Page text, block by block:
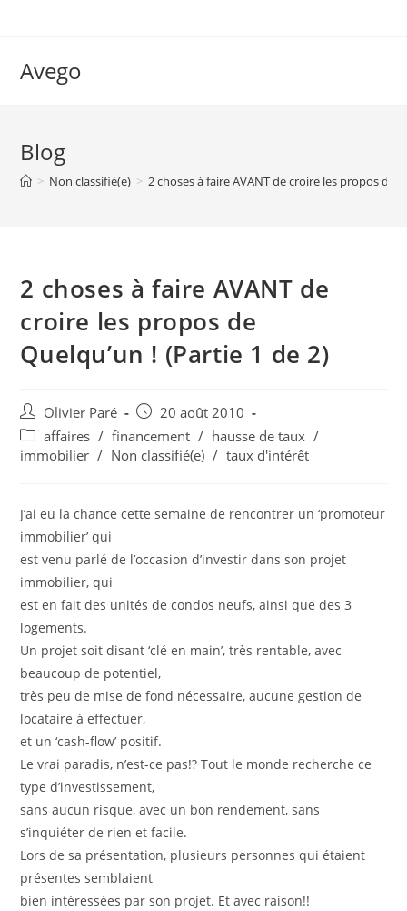
Avego
Blog
> Non classifié(e) > 2 choses à faire AVANT de croire les propos de
2 choses à faire AVANT de
croire les propos de
Quelqu’un ! (Partie 1 de 2)
Auteur/autrice
de
la
Olivier Paré
Post
published:
20 août 2010
Post
category:
affaires / financement / hausse de taux /
immobilier / Non classifié(e) / taux d'intérêt
J’ai eu la chance cette semaine de rencontrer un ‘promoteur
immobilier’ qui
est venu parlé de l’occasion d’investir dans son projet
immobilier, qui
est en fait des unités de condos neufs, ainsi que des 3
logements.
Un projet soit disant ‘clé en main’, très rentable, avec
beaucoup de potentiel,
très peu de mise de fond nécessaire, aucune gestion de
locataire à effectuer,
et un ‘cash-flow’ positif.
Le vrai paradis, n’est-ce pas!? Tout le monde recherche ce
type d’investissement,
sans aucun risque, avec un bon rendement, sans
s’inquiéter de rien et facile.
Lors de sa présentation, plusieurs personnes qui étaient
présentes semblaient
bien intéressées par son projet. Et avec raison!!